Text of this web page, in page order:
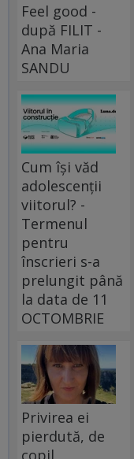
Feel good -
după FILIT -
Ana Maria
SANDU
Cum își văd
adolescenții
viitorul? -
Termenul
pentru
înscrieri s-a
prelungit până
la data de 11
OCTOMBRIE
Privirea ei
pierdută, de
copil